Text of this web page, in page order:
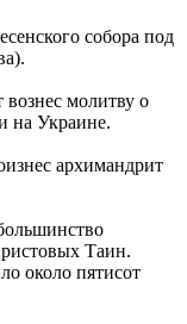
собора под
молитву о
на Украине.
архимандрит
Таин.
около пятисот